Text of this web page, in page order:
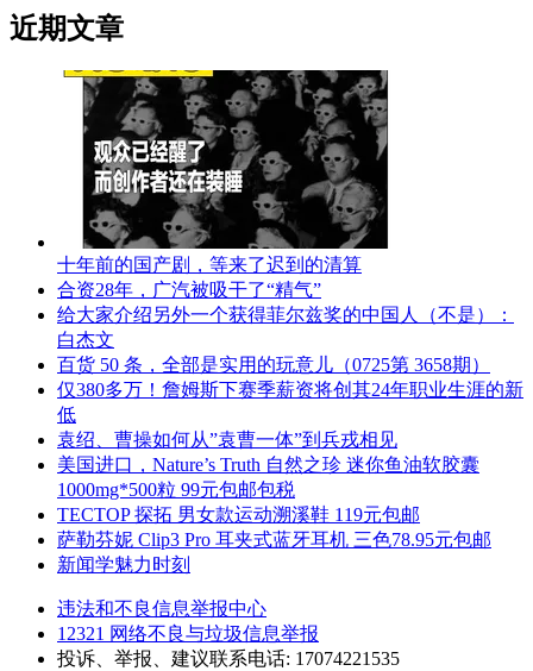
近期文章
十年前的国产剧，等来了迟到的清算
合资28年，广汽被吸干了“精气”
给大家介绍另外一个获得菲尔兹奖的中国人（不是）：
白杰文
百货 50 条，全部是实用的玩意儿（0725第 3658期）
仅380多万！詹姆斯下赛季薪资将创其24年职业生涯的新
低
袁绍、曹操如何从”袁曹一体”到兵戎相见
美国进口，Nature’s Truth 自然之珍 迷你鱼油软胶囊
1000mg*500粒 99元包邮包税
TECTOP 探拓 男女款运动溯溪鞋 119元包邮
萨勒芬妮 Clip3 Pro 耳夹式蓝牙耳机 三色78.95元包邮
新闻学魅力时刻
违法和不良信息举报中心
12321 网络不良与垃圾信息举报
投诉、举报、建议联系电话: 17074221535